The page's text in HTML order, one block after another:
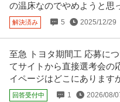
新着 正社員 未経験OK 交通費
月給25万円〜32万円
⼈事・採⽤に関わる事務職／未経
の温床なのでやめようと思
解決済み 5 2025/12/29
至急 トヨタ期間工 応募に
てサイトから直接選考会の
イページはどこにあります
回答受付中 1 2026/08/